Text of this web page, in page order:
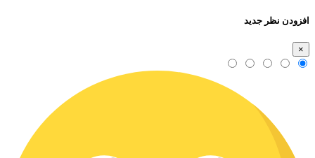
افزودن نظر جدید
×